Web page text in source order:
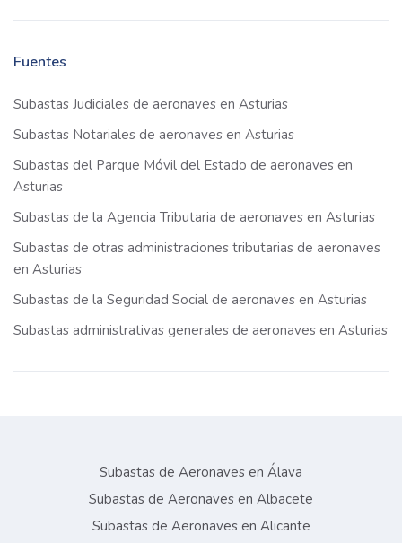
Fuentes
Subastas Judiciales de aeronaves en Asturias
Subastas Notariales de aeronaves en Asturias
Subastas del Parque Móvil del Estado de aeronaves en
Asturias
Subastas de la Agencia Tributaria de aeronaves en Asturias
Subastas de otras administraciones tributarias de aeronaves
en Asturias
Subastas de la Seguridad Social de aeronaves en Asturias
Subastas administrativas generales de aeronaves en Asturias
Subastas de Aeronaves en Álava
Subastas de Aeronaves en Albacete
Subastas de Aeronaves en Alicante